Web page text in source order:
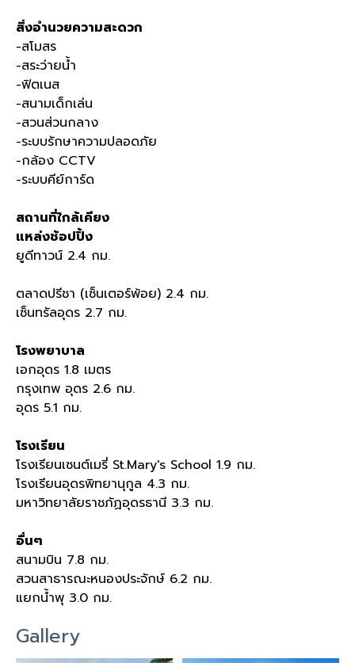
สิ่งอำนวยความสะดวก
-สโมสร
-สระว่ายน้ำ
-ฟิตเนส
-สนามเด็กเล่น
-สวนส่วนกลาง
-ระบบรักษาความปลอดภัย
-กล้อง CCTV
-ระบบคีย์การ์ด
สถานที่ใกล้เคียง
แหล่งช้อปปิ้ง
ยูดีทาวน์ 2.4 กม.
ตลาดปรีชา (เซ็นเตอร์พ้อย) 2.4 กม.
เซ็นทรัลอุดร 2.7 กม.
โรงพยาบาล
เอกอุดร 1.8 เมตร
กรุงเทพ อุดร 2.6 กม.
อุดร 5.1 กม.
โรงเรียน
โรงเรียนเซนต์เมรี่ St.Mary's School 1.9 กม.
โรงเรียนอุดรพิทยานุกูล 4.3 กม.
มหาวิทยาลัยราชภัฏอุดรธานี 3.3 กม.
อื่นๆ
สนามบิน 7.8 กม.
สวนสาธารณะหนองประจักษ์ 6.2 กม.
แยกน้ำพุ 3.0 กม.
Gallery